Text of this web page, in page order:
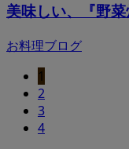
美味しい、『野
お料理ブログ
1
2
3
4